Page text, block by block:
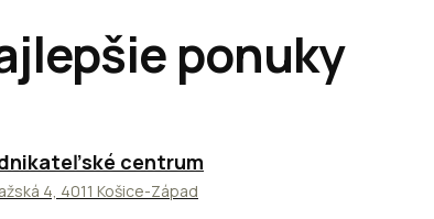
ponuky
centrum
4, 4011 Košice-Západ